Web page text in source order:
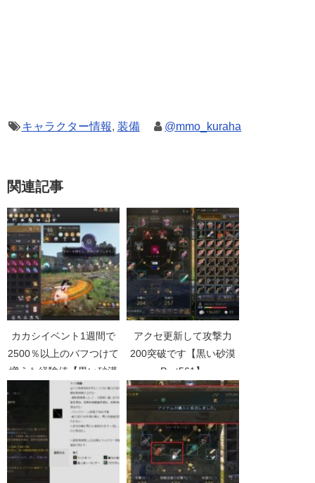
キャラクター情報, 装備 @mmo_kuraha
関連記事
カカシイベント1週間で
2500％以上のバフつけて
増えた経験値【黒い砂漠
Part4902】
アクセ更新して攻撃力
200突破です【黒い砂漠
Part561】